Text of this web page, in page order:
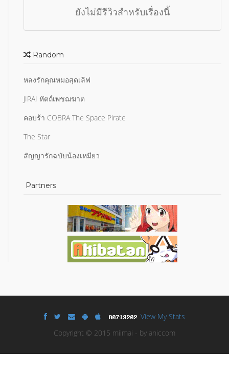
ยังไม่มีรีวิวสำหรับเรื่องนี้
Random
หลงรักคุณหมอสุดเลิฟ
JIRAI หัตถ์เพชฌฆาต
คอบร้า COBRA The Space Pirate
The Star
สัญญารักฉบับน้องเหมียว
Partners
View My Stats
Copyright © 2015 miimai - by aniccom